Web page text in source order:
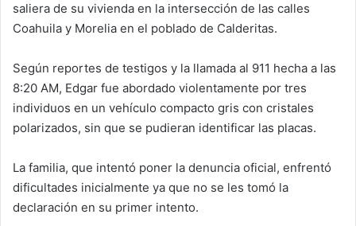
saliera de su vivienda en la intersección de las calles
Coahuila y Morelia en el poblado de Calderitas.
Según reportes de testigos y la llamada al 911 hecha a las
8:20 AM, Edgar fue abordado violentamente por tres
individuos en un vehículo compacto gris con cristales
polarizados, sin que se pudieran identificar las placas.
La familia, que intentó poner la denuncia oficial, enfrentó
dificultades inicialmente ya que no se les tomó la
declaración en su primer intento.